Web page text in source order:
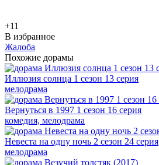
+11
В избранное
Жалоба
Похожие дорамы
Иллюзия солнца 1 сезон 13 серия
мелодрама
Вернуться в 1997 1 сезон 16 серия
комедия, мелодрама
Невеста на одну ночь 2 сезон 24 серия
мелодрама